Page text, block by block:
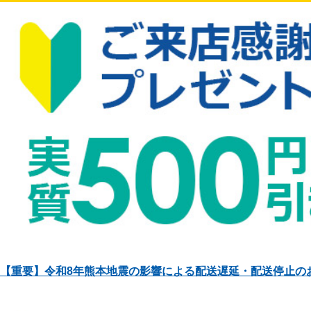
【重要】令和8年熊本地震の影響による配送遅延・配送停止の